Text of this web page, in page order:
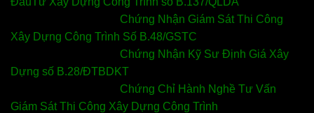
Chứng Nhận Giám Sát Thi Công
Xây Dựng Công Trình Số B.48/GSTC
Chứng Nhận Kỹ Sư Định Giá Xây
Dựng số B.28/ĐTBDKT
Chứng Chỉ Hành Nghề Tư Vấn
Giám Sát Thi Công Xây Dựng Công Trình